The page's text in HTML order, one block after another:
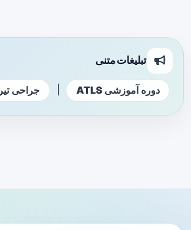
تبلیغات متنی
دوره آموزشی ATLS جراحی